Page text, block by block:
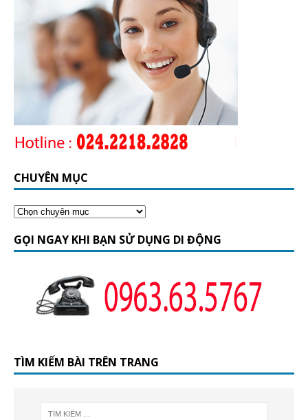
CHUYÊN MỤC
GỌI NGAY KHI BẠN SỬ DỤNG DI ĐỘNG
TÌM KIẾM BÀI TRÊN TRANG